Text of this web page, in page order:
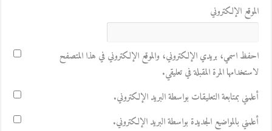
الموقع الإلكتروني
احفظ اسمي، بريدي الإلكتروني، والموقع الإلكتروني في هذا المتصفح
لاستخدامها المرة المقبلة في تعليقي.
أعلمني بمتابعة التعليقات بواسطة البريد الإلكتروني.
أعلمني بالمواضيع الجديدة بواسطة البريد الإلكتروني.